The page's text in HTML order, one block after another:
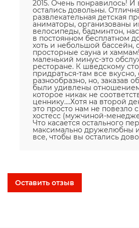
2015. Очень понравилось! И
остались довольны.
развлекательная детская
аниматоры, организованы
велосипеды, бадминтон,
в постоянном бесплатном
хоть и небольшой бассейн,
просторные сауна и
маленький минус-это
ресторане. К шведскому
придраться-там все
разнообразно, но, заказав
были удивлены
которое никак не
ценнику....Хотя на второй
это просто нам не повезло
хостесс (мужчиной-
Что касается остального
максимально дружелюбны
все, чтобы вы остались
Оставить отзыв